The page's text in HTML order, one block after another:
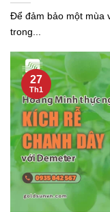
Để đảm bảo một mùa
trong...
27
Th1